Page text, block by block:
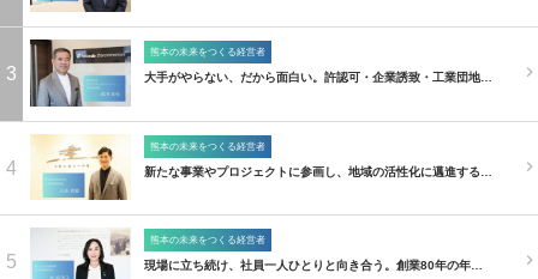
3
熊本の未来をつくる経営者
大手がやらない、だから面白い。許認可・企業誘致・工業団地…
4
熊本の未来をつくる経営者
新たな事業やプロジェクトに参画し、地域の活性化に邁進する…
5
熊本の未来をつくる経営者
現場に立ち続け、社員一人ひとりと向き合う。創業80年の年…